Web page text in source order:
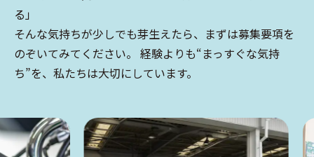
る」
そんな気持ちが少しでも芽生えたら、まずは募集要項を
のぞいてみてください。 経験よりも“まっすぐな気持
ち”を、私たちは大切にしています。